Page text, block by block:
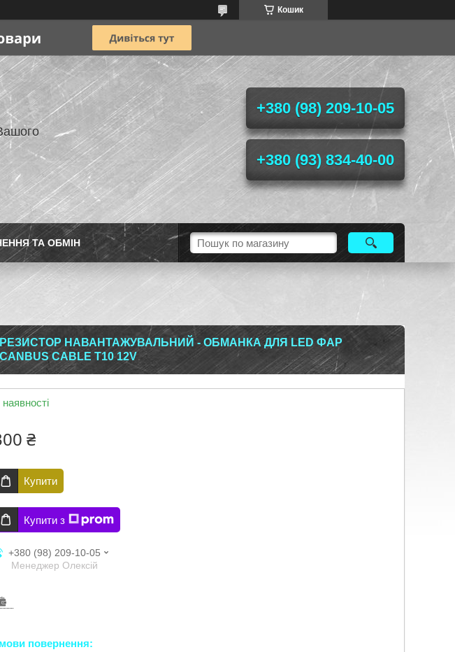
Кошик
+380 (98) 209-10-05
+380 (93) 834-40-00
ТА ОБМІН
РЕЗИСТОР НАВАНТАЖУВАЛЬНИЙ - ОБМАНКА ДЛЯ LED ФАР
CANBUS CABLE T10 12V
₴
Купити
Купити з
+380 (98) 209-10-05
Менеджер Олексій